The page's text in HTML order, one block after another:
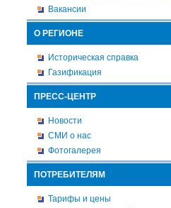
Вакансии
О РЕГИОНЕ
Историческая справка
Газификация
ПРЕСС-ЦЕНТР
Новости
СМИ о нас
Фотогалерея
ПОТРЕБИТЕЛЯМ
Тарифы и цены